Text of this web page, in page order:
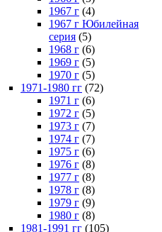
1967 г (4)
1967 г Юбилейная
серия (5)
1968 г (6)
1969 г (5)
1970 г (5)
1971-1980 гг (72)
1971 г (6)
1972 г (5)
1973 г (7)
1974 г (7)
1975 г (6)
1976 г (8)
1977 г (8)
1978 г (8)
1979 г (9)
1980 г (8)
1981-1991 гг (105)